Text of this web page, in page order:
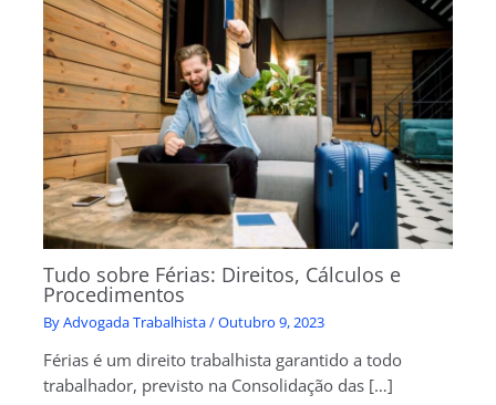
Tudo sobre Férias: Direitos, Cálculos e
Procedimentos
ByAdvogada Trabalhista/Outubro 9, 2023
Férias é um direito trabalhista garantido a todo
trabalhador, previsto na Consolidação das […]